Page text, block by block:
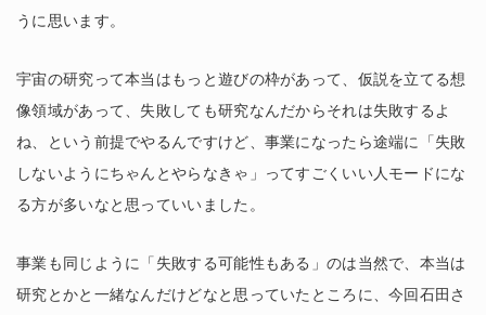
うに思います。
宇宙の研究って本当はもっと遊びの枠があって、仮説を立てる想
像領域があって、失敗しても研究なんだからそれは失敗するよ
ね、という前提でやるんですけど、事業になったら途端に「失敗
しないようにちゃんとやらなきゃ」ってすごくいい人モードにな
る方が多いなと思っていいました。
事業も同じように「失敗する可能性もある」のは当然で、本当は
研究とかと一緒なんだけどなと思っていたところに、今回石田さ